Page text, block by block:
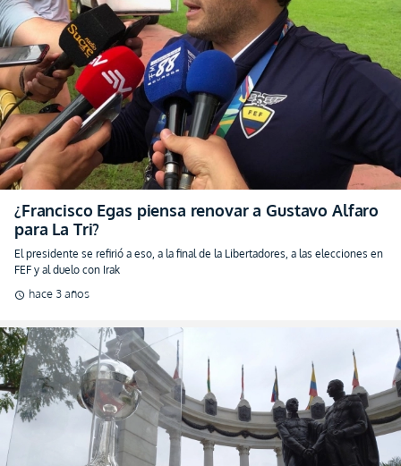
¿Francisco Egas piensa renovar a Gustavo Alfaro
para La Tri?
El presidente se refirió a eso, a la final de la Libertadores, a las elecciones en
FEF y al duelo con Irak
schedule hace 3 años